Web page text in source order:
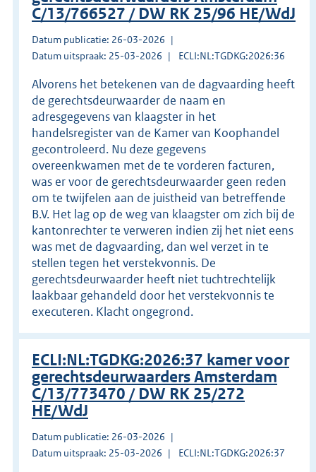
C/13/766527 / DW RK 25/96 HE/WdJ
Datum publicatie: 26-03-2026
Datum uitspraak: 25-03-2026
ECLI:NL:TGDKG:2026:36
Alvorens het betekenen van de dagvaarding heeft
de gerechtsdeurwaarder de naam en
adresgegevens van klaagster in het
handelsregister van de Kamer van Koophandel
gecontroleerd. Nu deze gegevens
overeenkwamen met de te vorderen facturen,
was er voor de gerechtsdeurwaarder geen reden
om te twijfelen aan de juistheid van betreffende
B.V. Het lag op de weg van klaagster om zich bij de
kantonrechter te verweren indien zij het niet eens
was met de dagvaarding, dan wel verzet in te
stellen tegen het verstekvonnis. De
gerechtsdeurwaarder heeft niet tuchtrechtelijk
laakbaar gehandeld door het verstekvonnis te
executeren. Klacht ongegrond.
ECLI:NL:TGDKG:2026:37 kamer voor
gerechtsdeurwaarders Amsterdam
C/13/773470 / DW RK 25/272
HE/WdJ
Datum publicatie: 26-03-2026
Datum uitspraak: 25-03-2026
ECLI:NL:TGDKG:2026:37